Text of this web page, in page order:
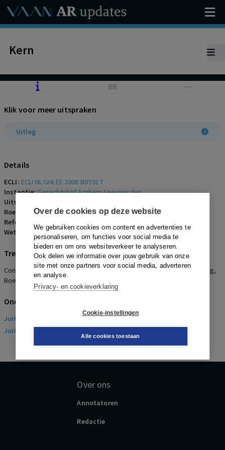
Over de cookies op deze website
We gebruiken cookies om content en advertenties te
personaliseren, om functies voor social media te
bieden en om ons websiteverkeer te analyseren.
Ook delen we informatie over jouw gebruik van onze
site met onze partners voor social media, adverteren
en analyse.
Privacy- en cookieverklaring
Cookie-instellingen
Alle cookies toestaan
Kern
Klik voor meer uitspraken
Uitleg
Details
ECLI: ECLI:NL:GHLEE:2008:BD5917
Instantie:Gerechtshof Arnhem-Leeuwarden
Uitspraakdatum:
Roepnaam:ECLI:NL:GHLEE:2008:BD5917
Referentienummer:
Wetsartikelen:7:653 BW,94 BW
Trefwoorden
Concurrentiebeding bij overdracht onderneming, Uitleg, Handhaving,
Boetebeding, Geen matiging
Onderwerpen
Juridisch
> Arbeidsrecht
Juridisch
Over ons
Annotatoren
Redactie